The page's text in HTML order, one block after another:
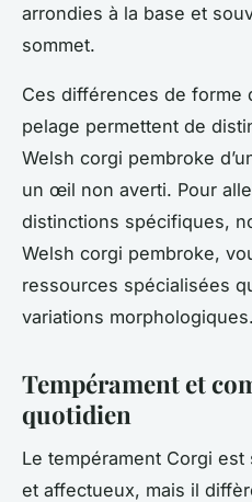
arrondies à la base et
sommet.
Ces différences de forme
pelage permettent de
Welsh corgi pembroke
un œil non averti. Pour
distinctions spécifiques,
Welsh corgi pembroke,
ressources spécialisées
variations morphologiques.
Tempérament et
quotidien
Le tempérament Corgi
et affectueux, mais il